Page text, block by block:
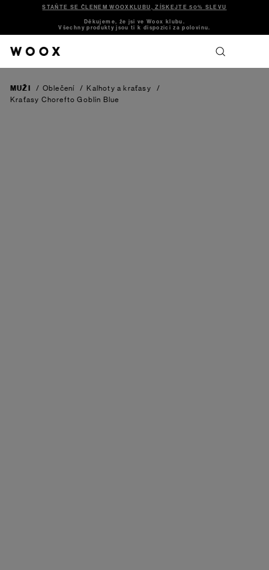
STAŇTE SE ČLENEM WOOXKLUBU, ZÍSKEJTE 50% SLEVU
Děkujeme, že jsi ve Woox klubu.
Všechny produkty jsou ti k dispozici za polovinu.
MUŽI / Oblečení / Kalhoty a kraťasy
/
Kraťasy ChoreftoGoblin Blue